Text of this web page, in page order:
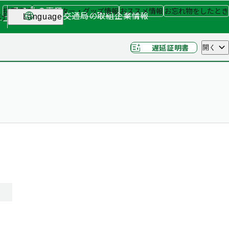
採用情報キャラクター・グッズ情報おススメ情報 お忘れ物をしたとき
Language
その他の事業
（関連事業）交通局の取組企業情報
遅延証明書 開く